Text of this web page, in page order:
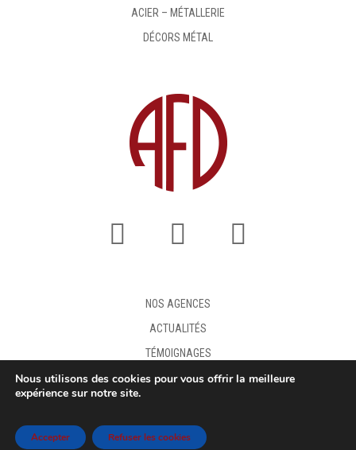
ACIER – MÉTALLERIE
DÉCORS MÉTAL
NOS AGENCES
ACTUALITÉS
TÉMOIGNAGES
FAQ
MENTIONS LÉGALES
Nous utilisons des cookies pour vous offrir la meilleure
expérience sur notre site.
Accepter Refuser les cookies